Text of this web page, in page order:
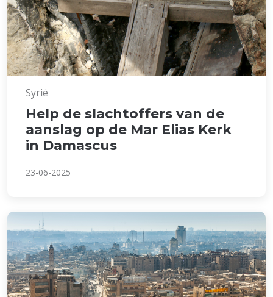
Syrië
Help de slachtoffers van de
aanslag op de Mar Elias Kerk
in Damascus
23-06-2025